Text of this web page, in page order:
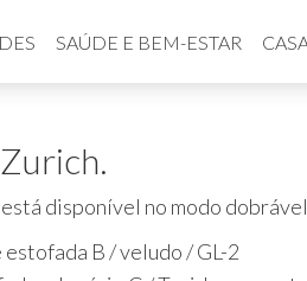
SAÚDE E BEM-ESTAR
está disponível no modo
estofada B / veludo / GL-2